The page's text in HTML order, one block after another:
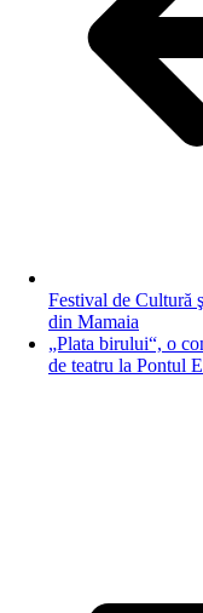
Festival de Cultură
din Mamaia
„Plata birului“, o
de teatru la Pontul